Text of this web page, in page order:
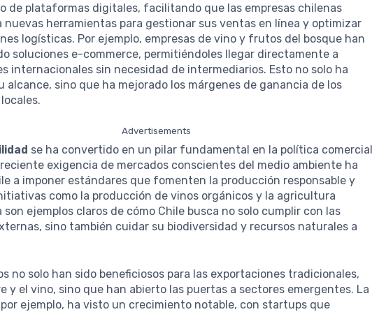
de plataformas digitales, facilitando que las empresas chilenas
nuevas herramientas para gestionar sus ventas en línea y optimizar
logísticas. Por ejemplo, empresas de vino y frutos del bosque han
soluciones e-commerce, permitiéndoles llegar directamente a
internacionales sin necesidad de intermediarios. Esto no solo ha
alcance, sino que ha mejorado los márgenes de ganancia de los
Advertisements
se ha convertido en un pilar fundamental en la política comercial
exigencia de mercados conscientes del medio ambiente ha
a imponer estándares que fomenten la producción responsable y
como la producción de vinos orgánicos y la agricultura
ejemplos claros de cómo Chile busca no solo cumplir con las
sino también cuidar su biodiversidad y recursos naturales a
no solo han sido beneficiosos para las exportaciones tradicionales,
y el vino, sino que han abierto las puertas a sectores emergentes. La
ejemplo, ha visto un crecimiento notable, con startups que